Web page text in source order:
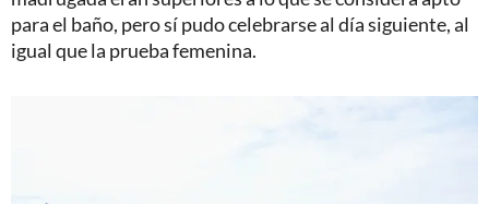
para el baño, pero sí pudo celebrarse al día siguiente, al
igual que la prueba femenina.